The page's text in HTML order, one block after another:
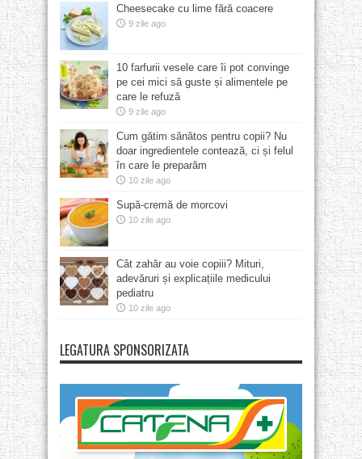
Cheesecake cu lime fără coacere
9 zile ago
10 farfurii vesele care îi pot convinge
pe cei mici să guste și alimentele pe
care le refuză
9 zile ago
Cum gătim sănătos pentru copii? Nu
doar ingredientele contează, ci și felul
în care le preparăm
10 zile ago
Supă-cremă de morcovi
10 zile ago
Cât zahăr au voie copiii? Mituri,
adevăruri și explicațiile medicului
pediatru
10 zile ago
LEGATURA SPONSORIZATA